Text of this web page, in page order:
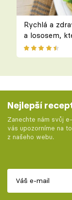
Rychlá a
a lososem,
Nejlepší
Zanechte nám svůj
vás upozorníme na
z našeho webu.